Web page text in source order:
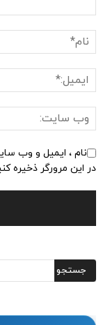
نام ، ایمیل و وب
در این مرورگر ذخیره